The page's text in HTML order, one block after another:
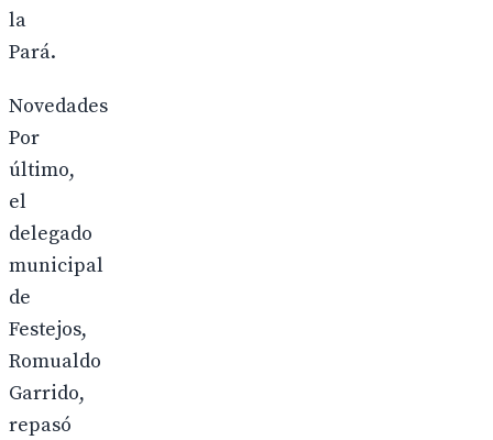
la
Pará.
Novedades
Por
último,
el
delegado
municipal
de
Festejos,
Romualdo
Garrido,
repasó